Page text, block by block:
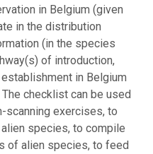
in Belgium (given
in the distribution
(in the species
of introduction,
in Belgium
checklist can be used
scanning exercises, to
species, to compile
of alien species, to feed